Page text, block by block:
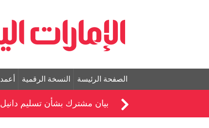
الصفحة الرئيسة النسخة الرقمية
بيان مشترك بشأن تسليم دانيل